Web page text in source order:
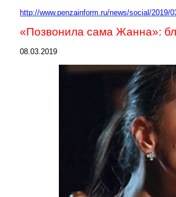
http://www.penzainform.ru/news/social/
«Позвонила сама Жанна»:
08.03.2019